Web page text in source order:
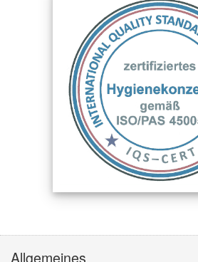
Allgemeines